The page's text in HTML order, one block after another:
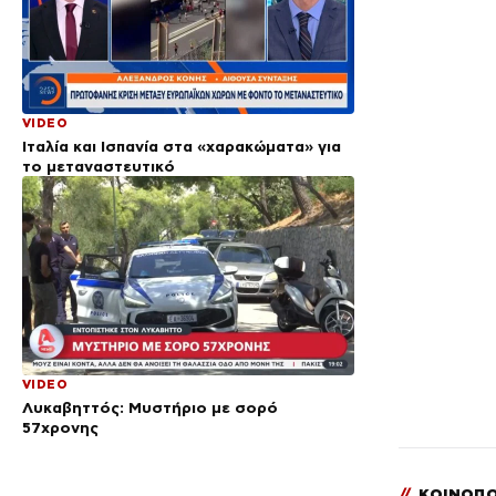
VIDEO
Ιταλία και Ισπανία στα «χαρακώματα» για
το μεταναστευτικό
VIDEO
Λυκαβηττός: Μυστήριο με σορό
57χρονης